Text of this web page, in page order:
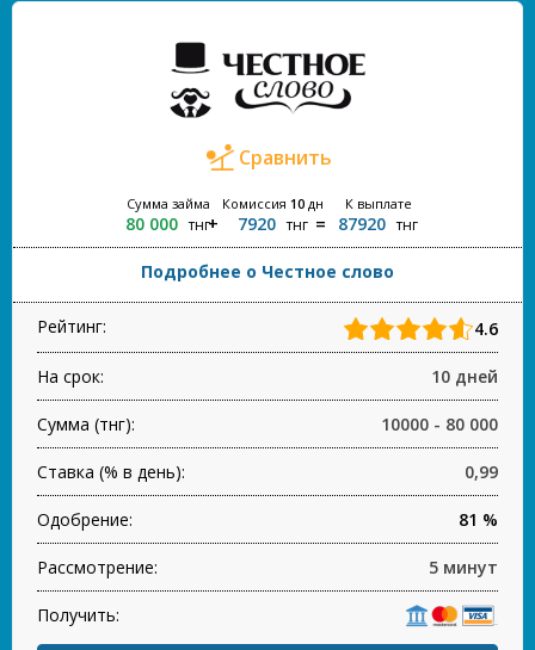
Сравнить
Сумма займа
80 000 тнг
Комиссия 10дн
7920 тнг
К выплате
87920 тнг
Подробнее о Честное слово
Рейтинг: 4.6
На срок: 10 дней
Сумма (тнг): 10000 - 80 000
Ставка (% в день): 0,99
Одобрение: 81 %
Рассмотрение: 5 минут
Получить: